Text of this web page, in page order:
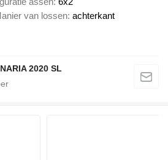
van lossen achterkant
2020 SL